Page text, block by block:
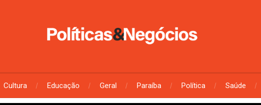
Cultura Educação Geral Paraíba Política Saúde